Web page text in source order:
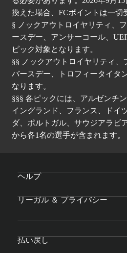
換えた場合、FCポイントは一切
§ ノックアウトロイヤリティ、
ースデー、アンサーコール、
ピック対象となります。
§§ ノックアウトロイヤリティ、
バースデー、トロフィータイタ
なります。
§§§ 各ピックには、アルゼンチ
イングランド、フランス、ドイ
ダ、ポルトガル、サウジアラビ
から各1名の選手が含まれます。
ヘルプ
リーガル ＆ プライバシー
払い戻し